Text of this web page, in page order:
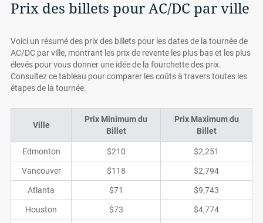
Prix des billets pour AC/DC par ville
Voici un résumé des prix des billets pour les dates de la tournée de
AC/DC par ville, montrant les prix de revente les plus bas et les plus
élevés pour vous donner une idée de la fourchette des prix.
Consultez ce tableau pour comparer les coûts à travers toutes les
étapes de la tournée.
Ville
Prix Minimum du
Billet
Prix Maximum du
Billet
Edmonton $210 $2,251
Vancouver $118 $2,794
Atlanta $71 $9,743
Houston $73 $4,774